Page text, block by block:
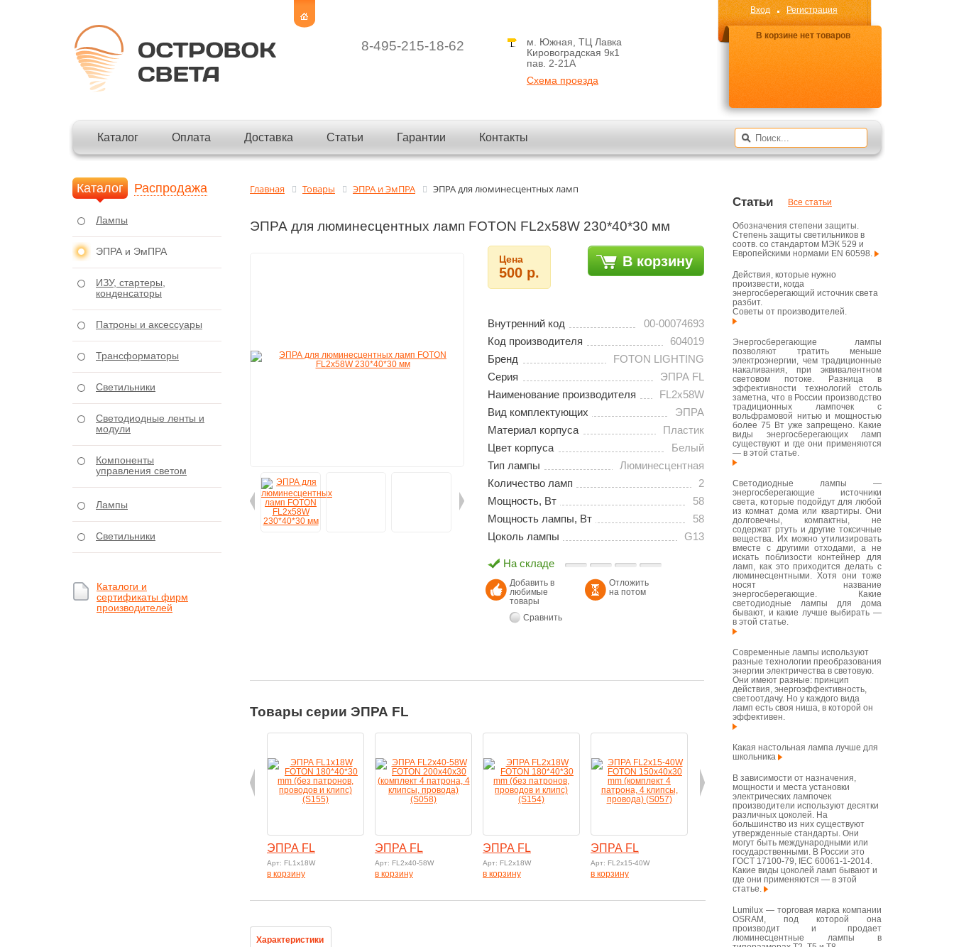
8-495-215-18-62
м. Южная, ТЦ Лавка
Кировоградская 9к1
пав. 2-21A
Схема проезда
Вход Регистрация
В корзине нет товаров
Каталог Оплата Доставка Статьи Гарантии Контакты
Главная Товары ЭПРА и ЭмПРА ЭПРА для люминесцентных ламп
ЭПРА для люминесцентных ламп FOTON FL2х58W 230*40*30 мм
Цена
500 р.
В корзину
Внутренний код
00-00074693
Код производителя
604019
Бренд
FOTON LIGHTING
Серия
ЭПРА FL
Наименование производителя
FL2х58W
Вид комплектующих
ЭПРА
Материал корпуса
Пластик
Цвет корпуса
Белый
Тип лампы
Люминесцентная
Количество ламп
2
Мощность, Вт
58
Мощность лампы, Вт
58
Цоколь лампы
G13
На складе
Добавить в
любимые
товары
Отложить
на потом
Сравнить
Товары серии ЭПРА FL
ЭПРА FL
Арт: FL1х18W
в корзину
ЭПРА FL
Арт: FL2х40-58W
в корзину
ЭПРА FL
Арт: FL2х18W
в корзину
ЭПРА FL
Арт: FL2х15-40W
в корзину
ЭПРА FL
Арт: FL4х18W
в корзину
ЭПРА FL
Арт: FL2х36W
в корзину
Характеристики
Каталог Распродажа
Лампы
ЭПРА и ЭмПРА
ИЗУ, стартеры,
конденсаторы
Патроны и аксессуары
Трансформаторы
Светильники
Светодиодные ленты и
модули
Компоненты
управления светом
Лампы
Светильники
Каталоги и
сертификаты фирм
производителей
Статьи Все статьи
Обозначения степени защиты.
Степень защиты светильников в
соотв. со стандартом МЭК 529 и
Европейскими нормами EN 60598.
Действия, которые нужно
произвести, когда
энергосберегающий источник света
разбит.
Советы от производителей.
Энергосберегающие лампы
позволяют тратить меньше
электроэнергии, чем традиционные
накаливания, при эквивалентном
световом потоке. Разница в
эффективности технологий столь
заметна, что в России производство
традиционных лампочек с
вольфрамовой нитью и мощностью
более 75 Вт уже запрещено. Какие
виды энергосберегающих ламп
существуют и где они применяются
— в этой статье.
Светодиодные лампы —
энергосберегающие источники
света, которые подойдут для любой
из комнат дома или квартиры. Они
долговечны, компактны, не
содержат ртуть и другие токсичные
вещества. Их можно утилизировать
вместе с другими отходами, а не
искать поблизости контейнер для
ламп, как это приходится делать с
люминесцентными. Хотя они тоже
носят название
энергосберегающие. Какие
светодиодные лампы для дома
бывают, и какие лучше выбирать —
в этой статье.
Современные лампы используют
разные технологии преобразования
энергии электричества в световую.
Они имеют разные: принцип
действия, энергоэффективность,
светоотдачу. Но у каждого вида
ламп есть своя ниша, в которой он
эффективен.
Какая настольная лампа лучше для
школьника
В зависимости от назначения,
мощности и места установки
электрических лампочек
производители используют десятки
различных цоколей. На
большинство из них существуют
утвержденные стандарты. Они
могут быть международными или
государственными. В России это
ГОСТ 17100-79, IEC 60061-1-2014.
Какие виды цоколей ламп бывают и
где они применяются — в этой
статье.
Lumilux — торговая марка компании
OSRAM, под которой она
производит и продает
люминесцентные лампы в